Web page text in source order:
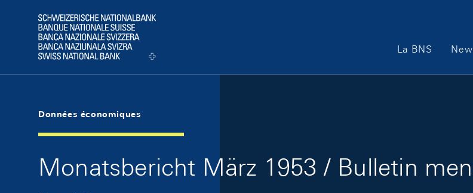
Logo
Main Navigation
La BNS
Données économiques
Monatsbericht März 1953 / Bulletin